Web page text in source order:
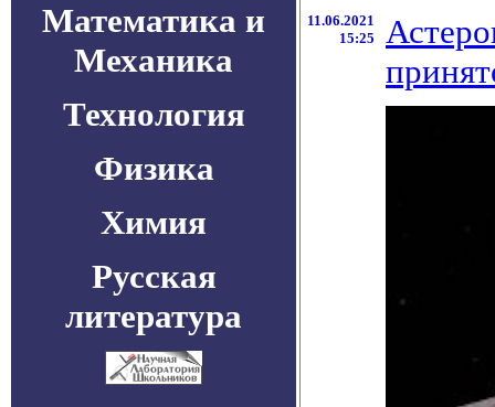
Математика и
Механика
Технология
Физика
Химия
Русская
литература
11.06.2021
15:25